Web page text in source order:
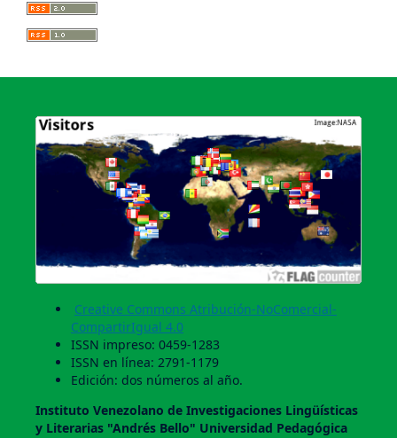
Creative Commons Atribución-NoComercial-
CompartirIgual 4.0
ISSN impreso: 0459-1283
ISSN en línea: 2791-1179
Edición: dos números al año.
Instituto Venezolano de Investigaciones Lingüí­sticas
y Literarias "Andrés Bello" Universidad Pedagógica